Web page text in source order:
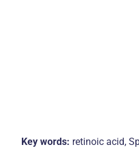
Key words: retinoic acid,